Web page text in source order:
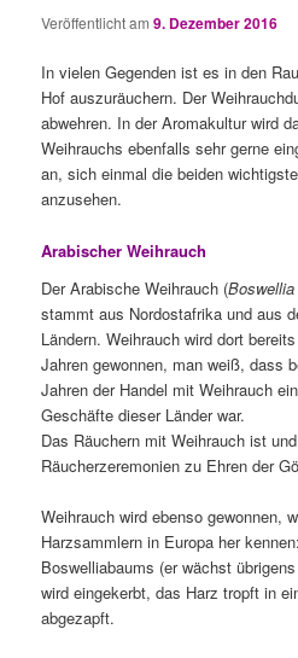
Veröffentlicht am9. Dezember 2016
In vielen Gegenden ist es in den
Hof auszuräuchern. Der
abwehren. In der Aromakultur wird
Weihrauchs ebenfalls sehr gerne
an, sich einmal die beiden
anzusehen.
Arabischer Weihrauch
Der Arabische Weihrauch (
stammt aus Nordostafrika und aus
Ländern. Weihrauch wird dort
Jahren gewonnen, man weiß, dass
Jahren der Handel mit Weihrauch
Geschäfte dieser Länder war.
Das Räuchern mit Weihrauch ist
Räucherzeremonien zu Ehren der
Weihrauch wird ebenso gewonnen,
Harzsammlern in Europa her
Boswelliabaums (er wächst
wird eingekerbt, das Harz tropft in
abgezapft.